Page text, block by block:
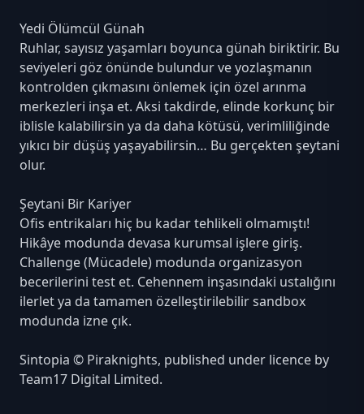
Yedi Ölümcül Günah
Ruhlar, sayısız yaşamları boyunca günah biriktirir. Bu
seviyeleri göz önünde bulundur ve yozlaşmanın
kontrolden çıkmasını önlemek için özel arınma
merkezleri inşa et. Aksi takdirde, elinde korkunç bir
iblisle kalabilirsin ya da daha kötüsü, verimliliğinde
yıkıcı bir düşüş yaşayabilirsin… Bu gerçekten şeytani
olur.
Şeytani Bir Kariyer
Ofis entrikaları hiç bu kadar tehlikeli olmamıştı!
Hikâye modunda devasa kurumsal işlere giriş.
Challenge (Mücadele) modunda organizasyon
becerilerini test et. Cehennem inşasındaki ustalığını
ilerlet ya da tamamen özelleştirilebilir sandbox
modunda izne çık.
Sintopia © Piraknights, published under licence by
Team17 Digital Limited.